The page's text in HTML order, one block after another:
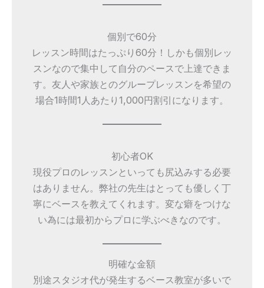
個別で60分
レッスン時間はたっぷり60分！しかも個別レッ
スンなので集中して自分のペースで上達できま
す。友人や家族とのグループレッスンを希望の
場合1時間1人あたり1,000円割引になります。
初心者OK
現役プロのレッスンといっても尻込みする必要
はありません。弊社の先生はとっても優しく丁
寧にベースを教えてくれます。変な癖をつけな
い為には最初からプロに学ぶべきなのです。
明確な金額
別途スタジオ代が発生するベース教室が多いで